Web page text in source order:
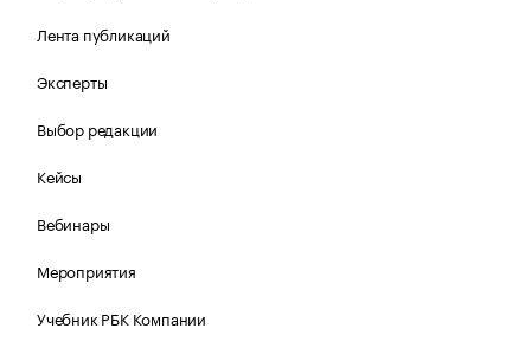
Лента публикаций
Эксперты
Выбор редакции
Кейсы
Вебинары
Мероприятия
Учебник РБК Компании